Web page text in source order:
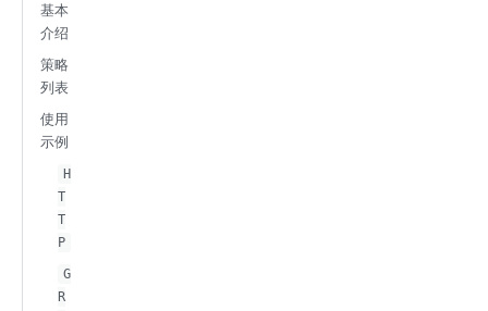
基本
介绍
策略
列表
使用
示例
H
T
T
P
G
R